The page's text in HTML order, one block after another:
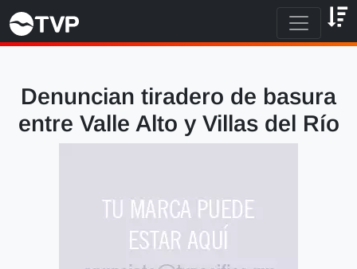
Denuncian tiradero de basura
entre Valle Alto y Villas del Río